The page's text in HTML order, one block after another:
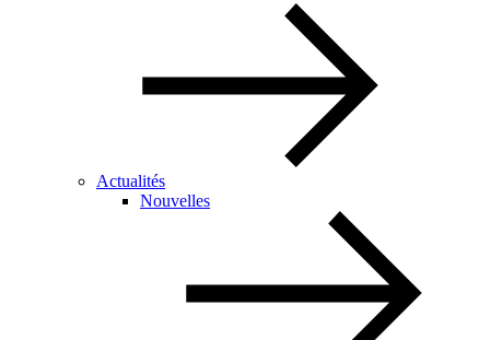
Actualités
Nouvelles